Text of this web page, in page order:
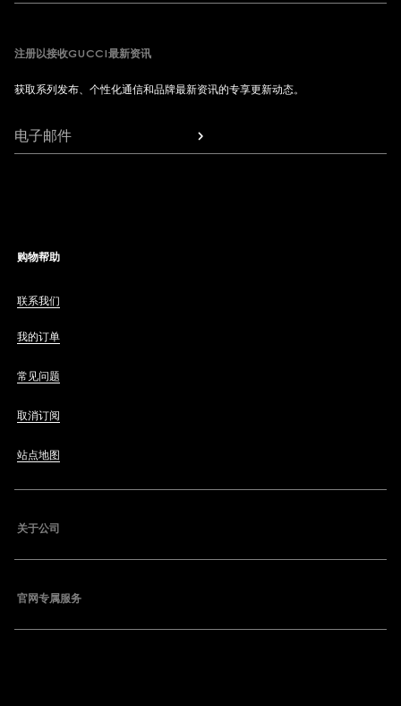
注册以接收GUCCI最新资讯
获取系列发布、个性化通信和品牌最新资讯的专享更新动态。
电子邮件
购物帮助
联系我们
我的订单
常见问题
取消订阅
站点地图
关于公司
官网专属服务